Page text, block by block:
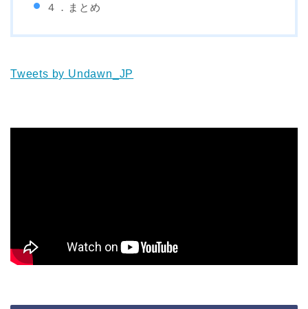
４．まとめ
Tweets by Undawn_JP